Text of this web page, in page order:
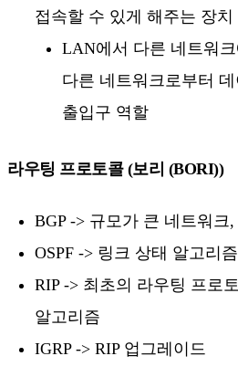
접속할 수 있게 해주는 장치
LAN에서 다른 네트워
다른 네트워크로부터
출입구 역할
라우팅 프로토콜 (보리 (BORI))
BGP -> 규모가 큰 네트워크
OSPF -> 링크 상태 알고리
RIP -> 최초의 라우팅 프로
알고리즘
IGRP -> RIP 업그레이드